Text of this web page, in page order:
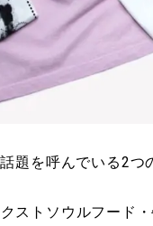
題を呼んでいる2つ
ストソウルフード